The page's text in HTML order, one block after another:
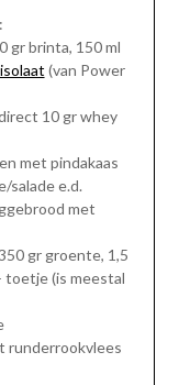
gr brinta, 150 ml
(van Power
10 gr whey
met pindakaas
e.d.
met
gr groente, 1,5
toetje (is meestal
runderrookvlees